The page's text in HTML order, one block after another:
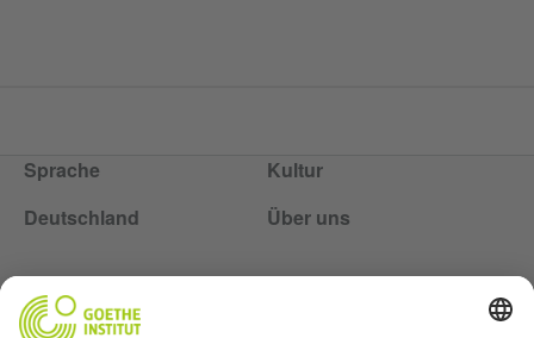
Sprache
Kultur
Deutschland
Über uns